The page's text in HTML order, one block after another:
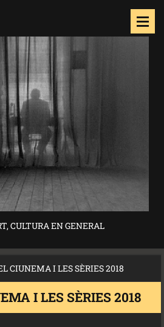
CULTURA EN GENERAL
CIUNEMA I LES SÈRIES 2018
I LES SÈRIES 2018